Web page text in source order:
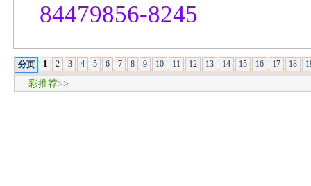
84479856-8245
分页 1 2 3 4 5 6 7 8 9 10 11 12 13 14 15 16 17 18
彩推荐>>